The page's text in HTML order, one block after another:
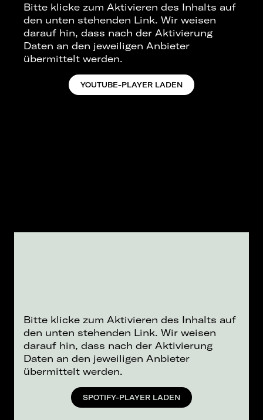
Bitte klicke zum Aktivieren des Inhalts auf
den unten stehenden Link. Wir weisen
darauf hin, dass nach der Aktivierung
Daten an den jeweiligen Anbieter
übermittelt werden.
YOUTUBE-PLAYER LADEN
Bitte klicke zum Aktivieren des Inhalts auf
den unten stehenden Link. Wir weisen
darauf hin, dass nach der Aktivierung
Daten an den jeweiligen Anbieter
übermittelt werden.
SPOTIFY-PLAYER LADEN